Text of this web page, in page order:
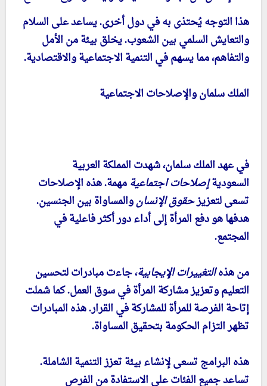
هذا التوجه يُحتذى به في دول أخرى. يساعد على السلام
والتعايش السلمي بين الشعوب. يخلق بيئة من الأمل
والتفاهم، مما يسهم في التنمية الاجتماعية والاقتصادية.
الملك سلمان والإصلاحات الاجتماعية
في عهد الملك سلمان، شهدت المملكة العربية
السعوديةإصلاحات اجتماعيةمهمة. هذه الإصلاحات
تسعى لتعزيزحقوق الإنسانوالمساواة بين الجنسين.
هدفها هو دفع المرأة إلى أداء دور أكثر فاعلية في
المجتمع.
من هذهالتغييرات الإيجابية، جاءت مبادرات لتحسين
التعليم وتعزيز مشاركة المرأة في سوق العمل. كما شملت
إتاحة الفرصة للمرأة للمشاركة في القرار. هذه المبادرات
تظهر التزام الحكومة بتحقيق المساواة.
هذه البرامج تسعى لإنشاء بيئة تعزز التنمية الشاملة.
تساعد جميع الفئات على الاستفادة من الفرص